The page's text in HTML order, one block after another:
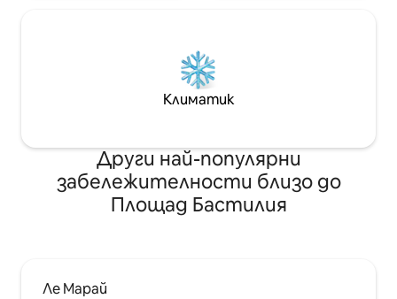
Климатик
Други най-популярни
забележителности близо до
Площад Бастилия
Ле Марай